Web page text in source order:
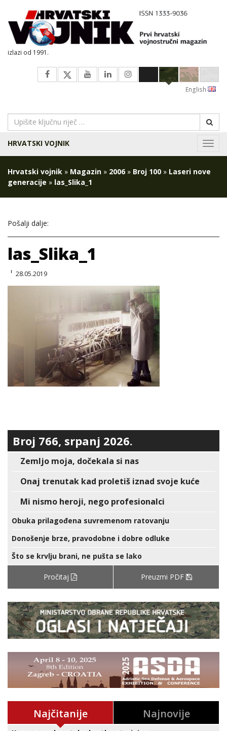
izlazi od 1991.
English
HRVATSKI VOJNIK
Hrvatski vojnik » Magazin » 2006 » Broj 100 » Laseri nove
generacije » las_Slika_1
Pošalji dalje:
las_Slika_1
28.05.2019
Broj 766, srpanj 2026.
Zemljo moja, dočekala si nas
Onaj trenutak kad proletiš iznad svoje kuće
Mi nismo heroji, nego profesionalci
Obuka prilagođena suvremenom ratovanju
Donošenje brze, pravodobne i dobre odluke
Što se krvlju brani, ne pušta se lako
Pročitaj Preuzmi PDF
Najčitanije Najnovije